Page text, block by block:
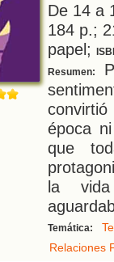
De 14 a
184 p.;
papel;
Resumen:
época
que
la
Temática:
Relaciones